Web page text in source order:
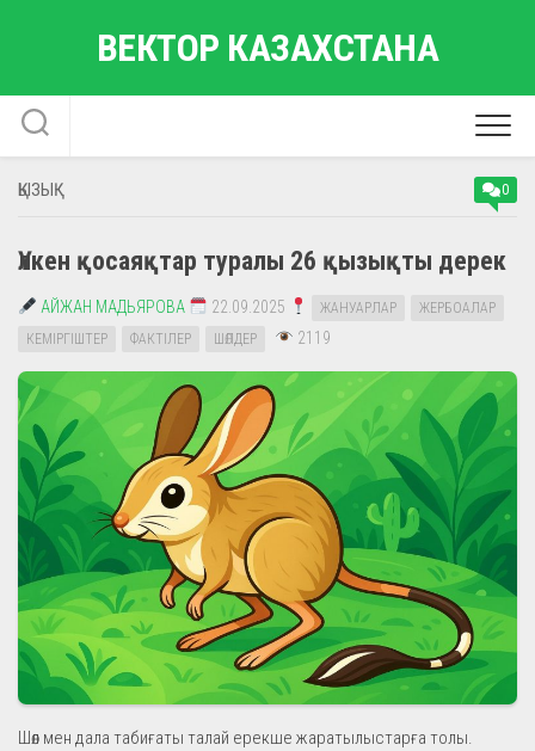
ВЕКТОР КАЗАХСТАНА
ҚЫЗЫҚ 0
Үлкен қосаяқтар туралы 26 қызықты дерек
АЙЖАН МАДЬЯРОВА 22.09.2025 ЖАНУАРЛАР
ЖЕРБОАЛАР
КЕМІРГІШТЕР
ФАКТІЛЕР ШӨЛДЕР 2119
Шөл мен дала табиғаты талай ерекше жаратылыстарға толы.